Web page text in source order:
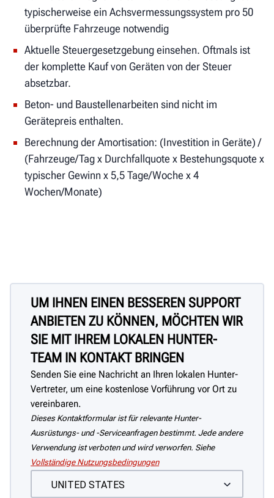
typischerweise ein Achsvermessungssystem pro 50
überprüfte Fahrzeuge notwendig
Aktuelle Steuergesetzgebung einsehen. Oftmals ist
der komplette Kauf von Geräten von der Steuer
absetzbar.
Beton- und Baustellenarbeiten sind nicht im
Gerätepreis enthalten.
Berechnung der Amortisation: (Investition in Geräte) /
(Fahrzeuge/Tag x Durchfallquote x Bestehungsquote x
typischer Gewinn x 5,5 Tage/Woche x 4
Wochen/Monate)
UM IHNEN EINEN BESSEREN SUPPORT
ANBIETEN ZU KÖNNEN, MÖCHTEN WIR
SIE MIT IHREM LOKALEN HUNTER-
TEAM IN KONTAKT BRINGEN
Senden Sie eine Nachricht an Ihren lokalen Hunter-
Vertreter, um eine kostenlose Vorführung vor Ort zu
vereinbaren.
Dieses Kontaktformular ist für relevante Hunter-
Ausrüstungs- und -Serviceanfragen bestimmt. Jede andere
Verwendung ist verboten und wird verworfen. Siehe
Vollständige Nutzungsbedingungen